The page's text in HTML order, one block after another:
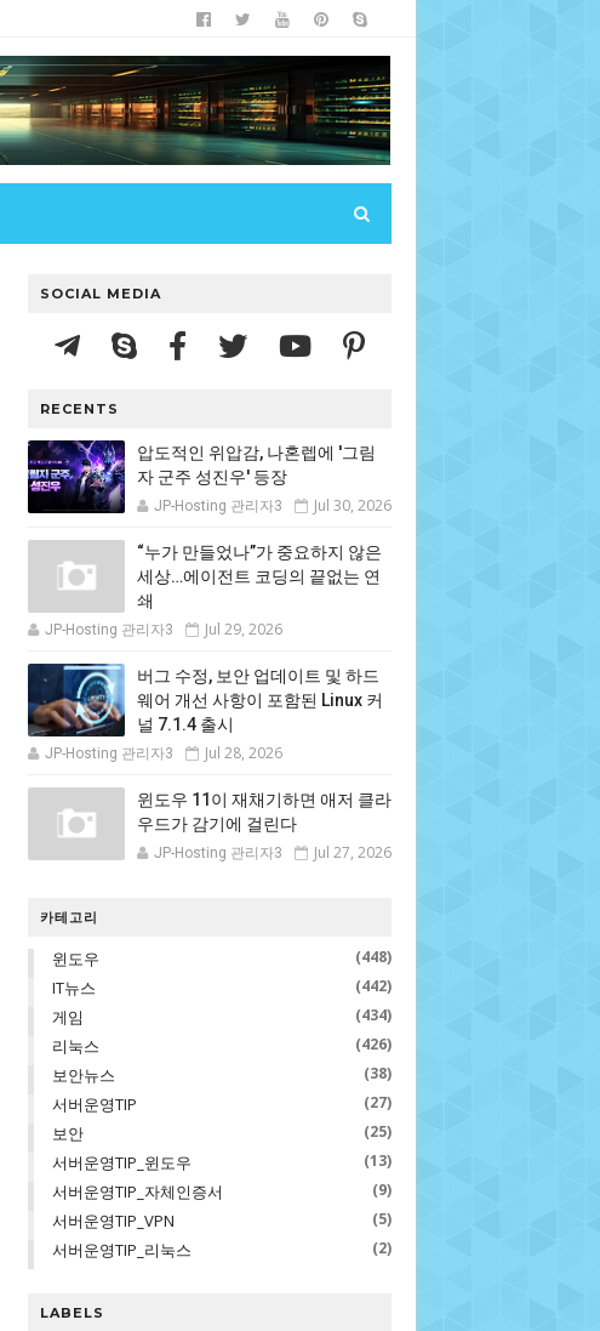
SOCIAL MEDIA
RECENTS
압도적인 위압감, 나혼렙에 '그림
자 군주 성진우' 등장
JP-Hosting 관리자3 Jul 30, 2026
“누가 만들었나”가 중요하지 않은
세상…에이전트 코딩의 끝없는 연
쇄
JP-Hosting 관리자3 Jul 29, 2026
버그 수정, 보안 업데이트 및 하드
웨어 개선 사항이 포함된 Linux 커
널 7.1.4 출시
JP-Hosting 관리자3 Jul 28, 2026
윈도우 11이 재채기하면 애저 클라
우드가 감기에 걸린다
JP-Hosting 관리자3 Jul 27, 2026
카테고리
윈도우 (448)
IT뉴스 (442)
게임 (434)
리눅스 (426)
보안뉴스 (38)
서버운영TIP (27)
보안 (25)
서버운영TIP_윈도우 (13)
서버운영TIP_자체인증서 (9)
서버운영TIP_VPN (5)
서버운영TIP_리눅스 (2)
LABELS